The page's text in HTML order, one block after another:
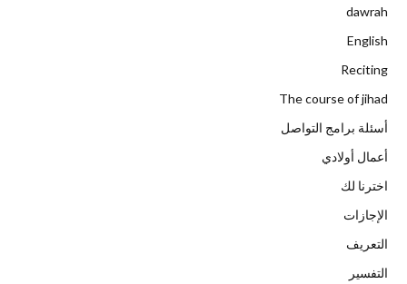
dawrah
English
Reciting
The course of jihad
أسئلة برامج التواصل
أعمال أولادي
اخترنا لك
الإجازات
التعريف
التفسير